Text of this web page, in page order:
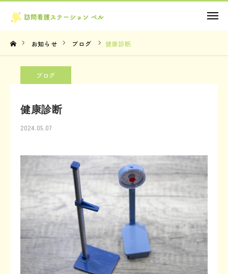
お知らせ ブログ 健康診断
ブログ
健康診断
2024.05.07
お問い合わせ
TOP
お問い合わせ